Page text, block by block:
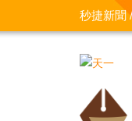
秒捷新聞